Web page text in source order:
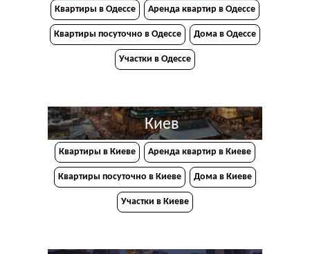
Квартиры в Одессе Аренда квартир в Одессе
Квартиры посуточно в Одессе Дома в Одессе
Участки в Одессе
Киев
Квартиры в Киеве Аренда квартир в Киеве
Квартиры посуточно в Киеве Дома в Киеве
Участки в Киеве